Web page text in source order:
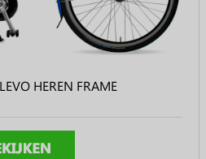
HEREN FRAME